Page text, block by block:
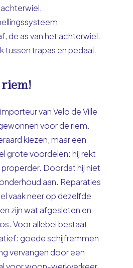
de as van het achterwiel.
tussen trapas en pedaal.
van Velo de Ville
voor de riem.
kiezen, maar een
grote voordelen: hij rekt
properder. Doordat hij niet
aan. Reparaties
vaak neer op dezelfde
zijn wat afgesleten en
Voor allebei bestaat
goede schijfremmen
vervangen door een